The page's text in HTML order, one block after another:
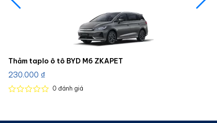
Thảm taplo ô tô BYD M6 ZKAPET
230.000 ₫
0 đánh giá